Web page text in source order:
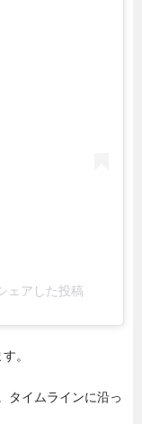
ェアした投稿
。
タイムラインに沿っ